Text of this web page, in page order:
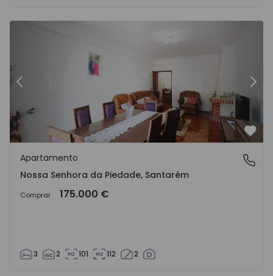
Anterior
Nossa Senhora da Piedade, Santarém
Apartamento
Nossa Senhora da Piedade, Santarém
Comprar 175.000 €
3 2 101 112 2